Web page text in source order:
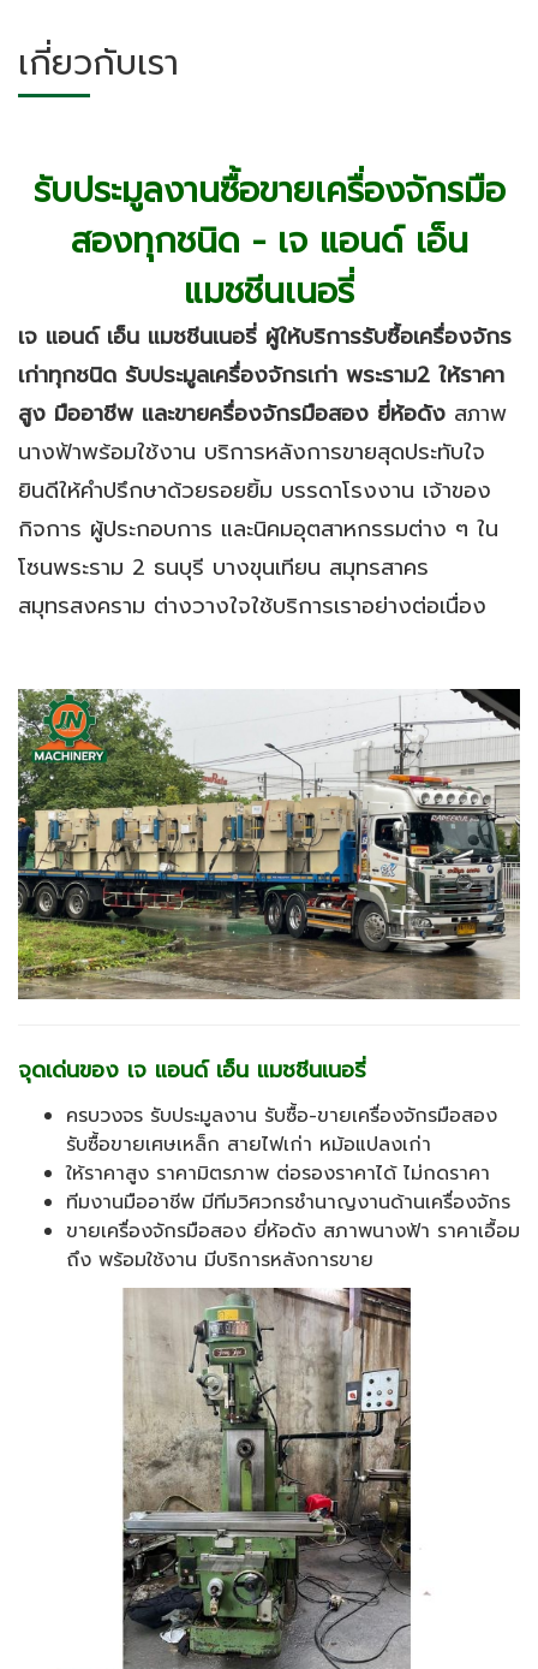
เกี่ยวกับเรา
รับประมูลงานซื้อขายเครื่องจักรมือ
สองทุกชนิด - เจ แอนด์ เอ็น
แมชชีนเนอรี่
เจ แอนด์ เอ็น แมชชีนเนอรี่ ผู้ให้บริการรับซื้อเครื่องจักร
เก่าทุกชนิด รับประมูลเครื่องจักรเก่า พระราม2 ให้ราคา
สูง มืออาชีพ และขายครื่องจักรมือสอง ยี่ห้อดัง สภาพ
นางฟ้าพร้อมใช้งาน บริการหลังการขายสุดประทับใจ
ยินดีให้คำปรึกษาด้วยรอยยิ้ม บรรดาโรงงาน เจ้าของ
กิจการ ผู้ประกอบการ และนิคมอุตสาหกรรมต่าง ๆ ใน
โซนพระราม 2 ธนบุรี บางขุนเทียน สมุทรสาคร
สมุทรสงคราม ต่างวางใจใช้บริการเราอย่างต่อเนื่อง
จุดเด่นของ เจ แอนด์ เอ็น แมชชีนเนอรี่
ครบวงจร รับประมูลงาน รับซื้อ-ขายเครื่องจักรมือสอง
รับซื้อขายเศษเหล็ก สายไฟเก่า หม้อแปลงเก่า
ให้ราคาสูง ราคามิตรภาพ ต่อรองราคาได้ ไม่กดราคา
ทีมงานมืออาชีพ มีทีมวิศวกรชำนาญงานด้านเครื่องจักร
ขายเครื่องจักรมือสอง ยี่ห้อดัง สภาพนางฟ้า ราคาเอื้อม
ถึง พร้อมใช้งาน มีบริการหลังการขาย